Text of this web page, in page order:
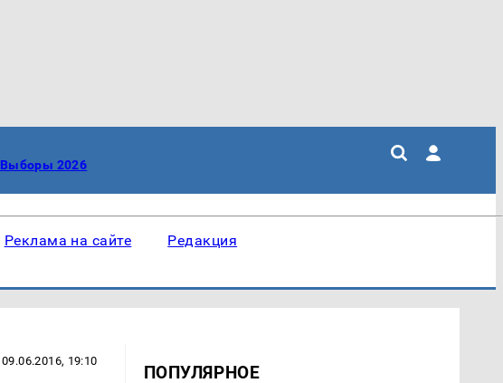
Выборы 2026
Реклама на сайте Редакция
09.06.2016, 19:10
ПОПУЛЯРНОЕ